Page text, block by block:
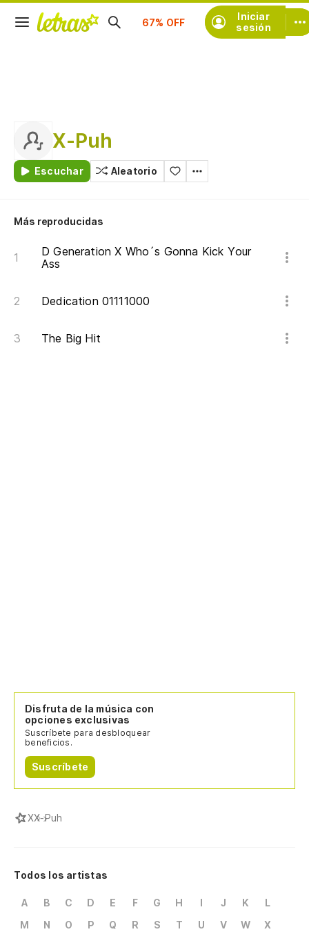
Iniciar
sesión
Suscríbete
X-Puh
Escuchar Aleatorio
Más reproducidas
D Generation X Who´s Gonna Kick Your
Ass
Dedication 01111000
The Big Hit
Disfruta de la música con
opciones exclusivas
Suscríbete para desbloquear
beneficios.
Suscríbete
XX-Puh
Todos los artistas
A B C D E F G H I J K
L
M
N O P Q R S T U V W
X